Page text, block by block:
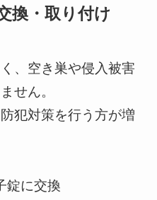
換・取り付け
、空き巣や侵入被害
せん。
犯対策を行う方が増
錠に交換